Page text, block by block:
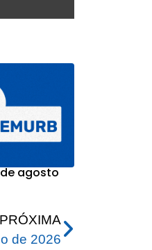
agosto
PRÓXIMA
de 2026